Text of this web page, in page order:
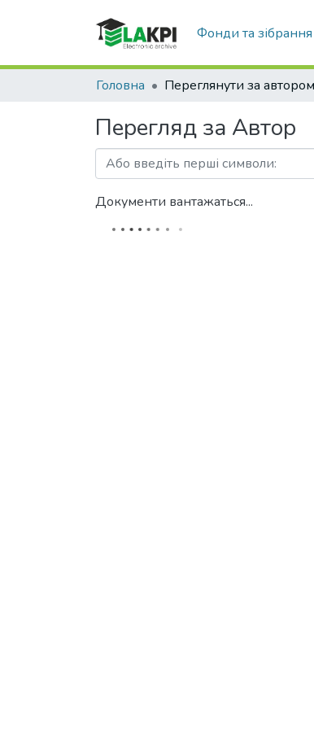
Фонди та зібрання
Головна Переглянути за автором
Перегляд за Автор
Документи вантажаться...